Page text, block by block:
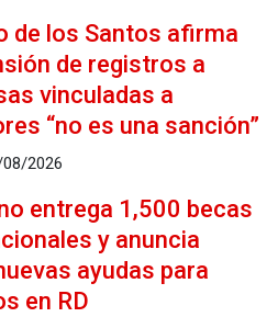
de los Santos afirma
de registros a
vinculadas a
“no es una sanción”
2026
entrega 1,500 becas
y anuncia
ayudas para
en RD